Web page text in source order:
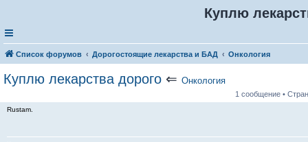
Куплю
Список форумов Дорогостоящие лекарства и БАД Онкология
Куплю лекарства дорого ⇐ Онкология
1 сообщение •
Rustam.